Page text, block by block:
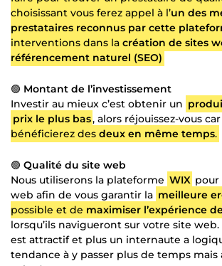
choisissant vous ferez appel à l’un des
prestataires reconnus par cette
interventions dans la création de sites
référencement naturel (SEO)
🟢 Montant de l’investissement
Investir au mieux c’est obtenir un
prix le plus bas, alors réjouissez-vous car
bénéficierez des deux en même temps.
🟢 Qualité du site web
Nous utiliserons la plateforme WIX pour
web afin de vous garantir la meilleure
possible et de maximiser l’expérience
lorsqu’ils navigueront sur votre site
est attractif et plus un internaute a
tendance à y passer plus de temps mais